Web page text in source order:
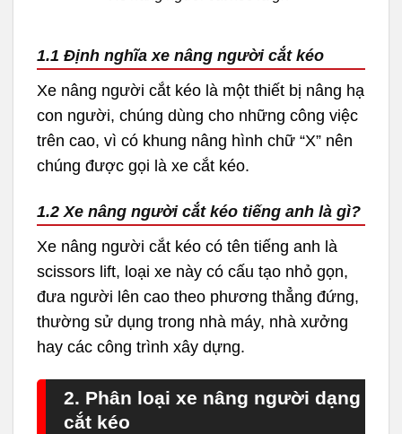
1.1 Định nghĩa xe nâng người cắt kéo
Xe nâng người cắt kéo là một thiết bị nâng hạ
con người, chúng dùng cho những công việc
trên cao, vì có khung nâng hình chữ “X” nên
chúng được gọi là xe cắt kéo.
1.2 Xe nâng người cắt kéo tiếng anh là gì?
Xe nâng người cắt kéo có tên tiếng anh là
scissors lift, loại xe này có cấu tạo nhỏ gọn,
đưa người lên cao theo phương thẳng đứng,
thường sử dụng trong nhà máy, nhà xưởng
hay các công trình xây dựng.
2. Phân loại xe nâng người dạng
cắt kéo